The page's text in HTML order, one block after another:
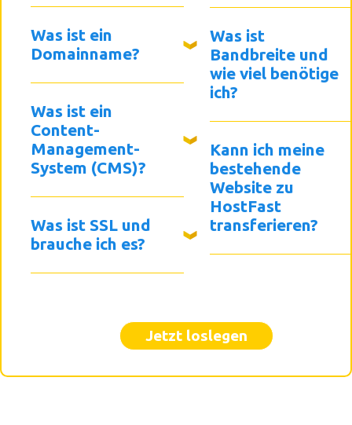
Was ist ein
Domainname?
Was ist ein
Content-
Management-
System (CMS)?
Was ist SSL und
brauche ich es?
Was ist
Bandbreite und
wie viel benötige
ich?
Kann ich meine
bestehende
Website zu
HostFast
transferieren?
Jetzt loslegen